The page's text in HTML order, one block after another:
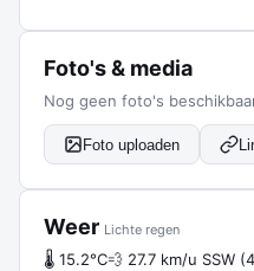
Foto's & media
Nog geen foto's
Foto uploaden
Weer Lichte regen
🌡 15.2°C💨 27.7 km/u SSW